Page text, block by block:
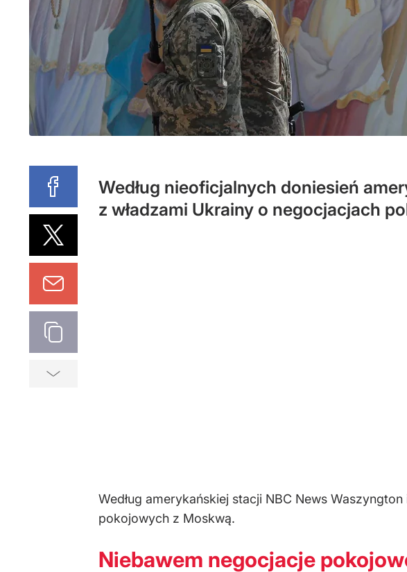
Według nieoficjalnych doniesień
z władzami Ukrainy o negocjacjach
Według amerykańskiej stacji NBC News
pokojowych z Moskwą.
Niebawem negocjacje